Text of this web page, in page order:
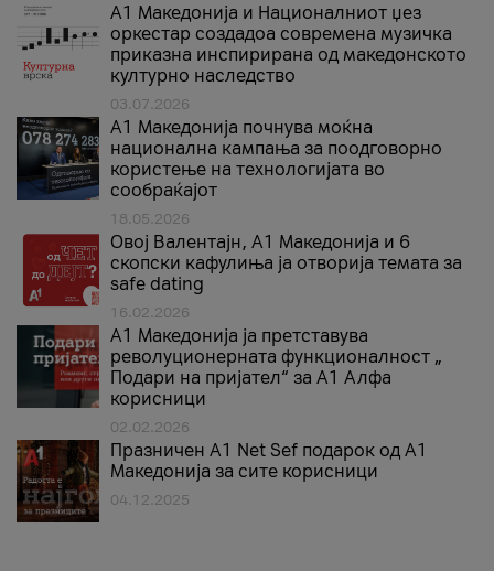
А1 Македонија и Националниот џез
оркестар создадоа современа музичка
приказна инспирирана од македонското
културно наследство
03.07.2026
A1 Македонија почнува моќна
национална кампања за поодговорно
користење на технологијата во
сообраќајот
18.05.2026
Овој Валентајн, A1 Македонија и 6
скопски кафулиња ја отворија темата за
safe dating
16.02.2026
А1 Македонија ја претставува
револуционерната функционалност „
Подари на пријател“ за А1 Алфа
корисници
02.02.2026
Празничен A1 Net Sеf подарок од А1
Македонија за сите корисници
04.12.2025